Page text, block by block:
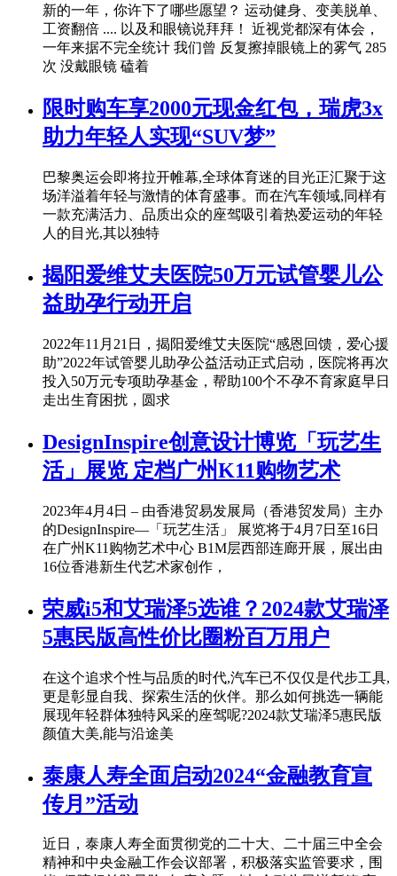
新的一年，你许下了哪些愿望？ 运动健身、变美脱单、
工资翻倍 .... 以及和眼镜说拜拜！ 近视党都深有体会，
一年来据不完全统计 我们曾 反复擦掉眼镜上的雾气 285
次 没戴眼镜 磕着
限时购车享2000元现金红包，瑞虎3x
助力年轻人实现“SUV梦”
巴黎奥运会即将拉开帷幕,全球体育迷的目光正汇聚于这
场洋溢着年轻与激情的体育盛事。而在汽车领域,同样有
一款充满活力、品质出众的座驾吸引着热爱运动的年轻
人的目光,其以独特
揭阳爱维艾夫医院50万元试管婴儿公
益助孕行动开启
2022年11月21日，揭阳爱维艾夫医院“感恩回馈，爱心援
助”2022年试管婴儿助孕公益活动正式启动，医院将再次
投入50万元专项助孕基金，帮助100个不孕不育家庭早日
走出生育困扰，圆求
DesignInspire创意设计博览「玩艺生
活」展览 定档广州K11购物艺术
2023年4月4日 – 由香港贸易发展局（香港贸发局）主办
的DesignInspire—「玩艺生活」 展览将于4月7日至16日
在广州K11购物艺术中心 B1M层西部连廊开展，展出由
16位香港新生代艺术家创作，
荣威i5和艾瑞泽5选谁？2024款艾瑞泽
5惠民版高性价比圈粉百万用户
在这个追求个性与品质的时代,汽车已不仅仅是代步工具,
更是彰显自我、探索生活的伙伴。那么如何挑选一辆能
展现年轻群体独特风采的座驾呢?2024款艾瑞泽5惠民版
颜值大美,能与沿途美
泰康人寿全面启动2024“金融教育宣
传月”活动
近日，泰康人寿全面贯彻党的二十大、二十届三中全会
精神和中央金融工作会议部署，积极落实监管要求，围